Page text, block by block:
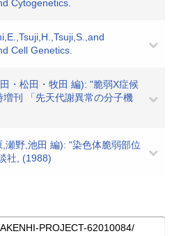
Cytogenetics.
Cell Genetics.
・松田・牧田 編): "脆弱X症候
刊 「先天代謝異常の分子機
瀬野,池田 編): "染色体脆弱部位
社, (1988)